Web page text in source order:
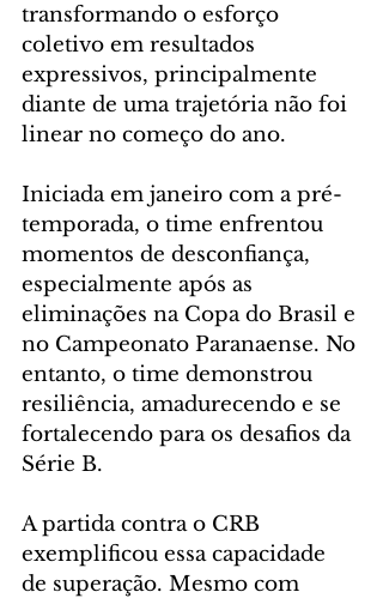
transformando o esforço
coletivo em resultados
expressivos, principalmente
diante de uma trajetória não foi
linear no começo do ano.
Iniciada em janeiro com a pré-
temporada, o time enfrentou
momentos de desconfiança,
especialmente após as
eliminações na Copa do Brasil e
no Campeonato Paranaense. No
entanto, o time demonstrou
resiliência, amadurecendo e se
fortalecendo para os desafios da
Série B.
A partida contra o CRB
exemplificou essa capacidade
de superação. Mesmo com